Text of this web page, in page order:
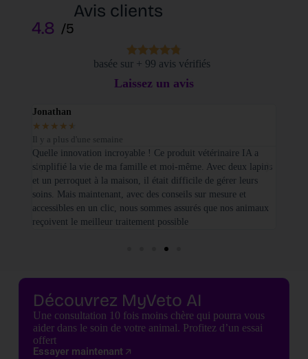
Avis clients
4.8 /5
basée sur + 99 avis vérifiés
Laissez un avis
Jonathan
★ ★ ★ ★ ★
Il y a plus d'une semaine
Quelle innovation incroyable ! Ce produit vétérinaire IA a
simplifié la vie de ma famille et moi-même. Avec deux lapins
et un perroquet à la maison, il était difficile de gérer leurs
soins. Mais maintenant, avec des conseils sur mesure et
accessibles en un clic, nous sommes assurés que nos animaux
reçoivent le meilleur traitement possible
Découvrez MyVeto AI
Une consultation 10 fois moins chère qui pourra vous
aider dans le soin de votre animal. Profitez d’un essai
offert
Essayer maintenant